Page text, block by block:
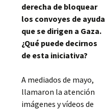
derecha de bloquear
los convoyes de ayuda
que se dirigen a Gaza.
¿Qué puede decirnos
de esta iniciativa?
A mediados de mayo,
llamaron la atención
imágenes y vídeos de